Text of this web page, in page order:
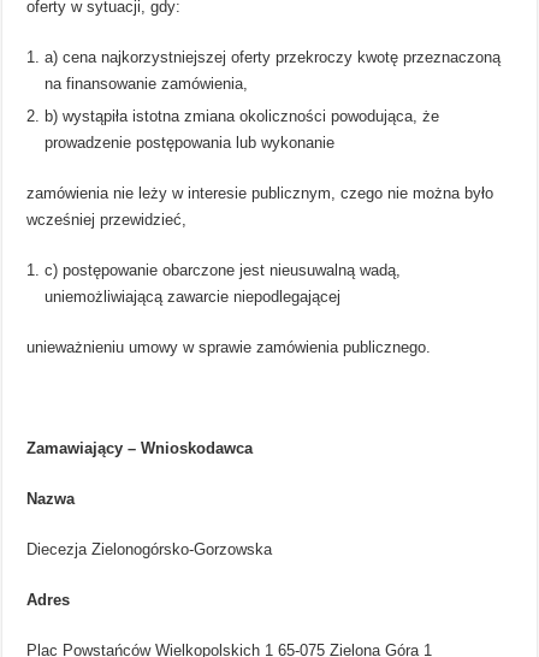
oferty w sytuacji, gdy:
a) cena najkorzystniejszej oferty przekroczy kwotę przeznaczoną
na finansowanie zamówienia,
b) wystąpiła istotna zmiana okoliczności powodująca, że
prowadzenie postępowania lub wykonanie
zamówienia nie leży w interesie publicznym, czego nie można było
wcześniej przewidzieć,
c) postępowanie obarczone jest nieusuwalną wadą,
uniemożliwiającą zawarcie niepodlegającej
unieważnieniu umowy w sprawie zamówienia publicznego.
Zamawiający – Wnioskodawca
Nazwa
Diecezja Zielonogórsko-Gorzowska
Adres
Plac Powstańców Wielkopolskich 1 65-075 Zielona Góra 1